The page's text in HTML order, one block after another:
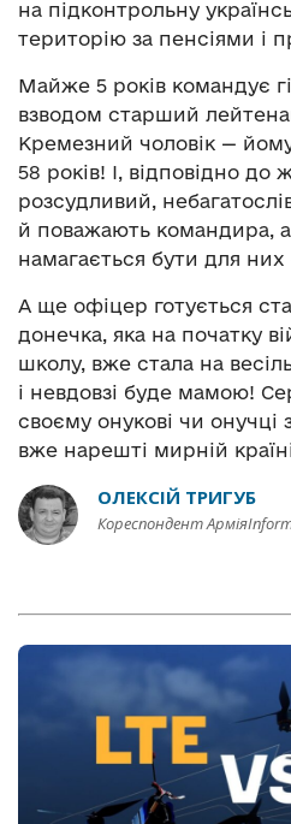
на підконтрольну
територію за пенсіями і
Майже 5 років командує
взводом старший
Кремезний чоловік —
58 років! І, відповідно до
розсудливий,
й поважають командира, а
намагається бути для
А ще офіцер готується
донечка, яка на початку
школу, вже стала на
і невдовзі буде мамою!
своєму онукові чи онучці
вже нарешті мирній
ОЛЕКСІЙ ТРИГУБ
Кореспондент